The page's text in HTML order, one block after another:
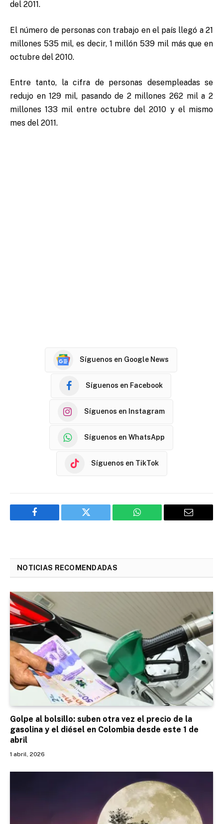
del 2011.
El número de personas con trabajo en el país llegó a 21
millones 535 mil, es decir, 1 millón 539 mil más que en
octubre del 2010.
Entre tanto, la cifra de personas desempleadas se
redujo en 129 mil, pasando de 2 millones 262 mil a 2
millones 133 mil entre octubre del 2010 y el mismo
mes del 2011.
Síguenos en Google News
Síguenos en Facebook
Síguenos en Instagram
Síguenos en WhatsApp
Síguenos en TikTok
Facebook Twitter WhatsApp Email
NOTICIAS RECOMENDADAS
Golpe al bolsillo: suben otra vez el precio de la
gasolina y el diésel en Colombia desde este 1 de
abril
1 abril, 2026